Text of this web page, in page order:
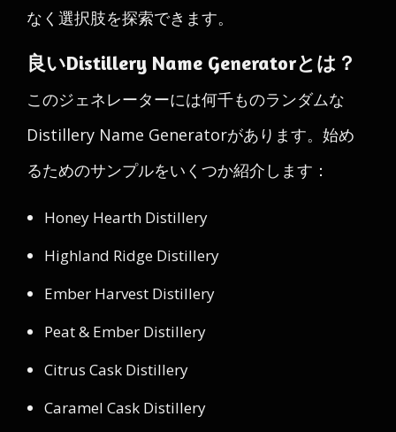
なく選択肢を探索できます。
良いDistillery Name Generatorとは？
このジェネレーターには何千ものランダムな
Distillery Name Generatorがあります。始め
るためのサンプルをいくつか紹介します：
Honey Hearth Distillery
Highland Ridge Distillery
Ember Harvest Distillery
Peat & Ember Distillery
Citrus Cask Distillery
Caramel Cask Distillery